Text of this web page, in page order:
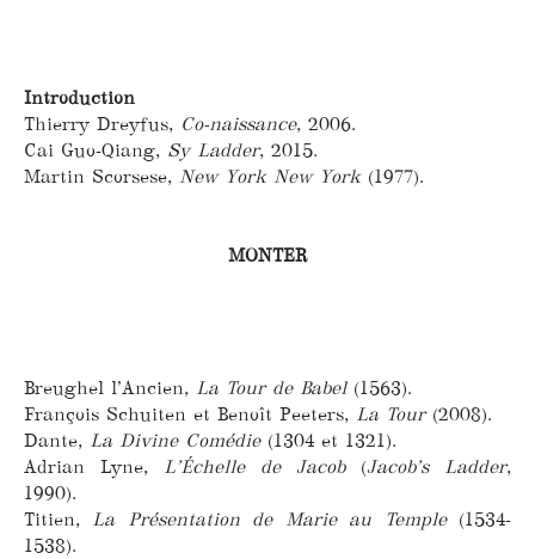
Introduction
Thierry Dreyfus, Co-naissance, 2006.
Cai Guo-Qiang, Sy Ladder, 2015.
Martin Scorsese, New York New York(1977).
MONTER
Breughel l’Ancien, La Tour de Babel (1563).
François Schuiten et Benoît Peeters, La Tour(2008).
Dante, La Divine Comédie (1304 et 1321).
Adrian Lyne, L’Échelle de Jacob(Jacob’s Ladder,
1990).
Titien, La Présentation de Marie au Temple(1534-
1538).